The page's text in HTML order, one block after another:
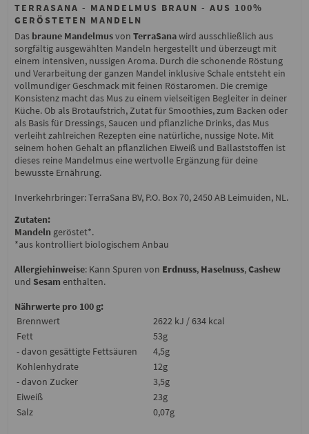
TERRASANA - MANDELMUS BRAUN - AUS 100%
GERÖSTETEN MANDELN
Dasbraune Mandelmusvon TerraSanawird ausschließlich aus
sorgfältig ausgewählten Mandeln hergestellt und überzeugt mit
einem intensiven, nussigen Aroma. Durch die schonende Röstung
und Verarbeitung der ganzen Mandel inklusive Schale entsteht ein
vollmundiger Geschmack mit feinen Röstaromen. Die cremige
Konsistenz macht das Mus zu einem vielseitigen Begleiter in deiner
Küche. Ob als Brotaufstrich, Zutat für Smoothies, zum Backen oder
als Basis für Dressings, Saucen und pflanzliche Drinks, das Mus
verleiht zahlreichen Rezepten eine natürliche, nussige Note. Mit
seinem hohen Gehalt an pflanzlichen Eiweiß und Ballaststoffen ist
dieses reine Mandelmus eine wertvolle Ergänzung für deine
bewusste Ernährung.
Inverkehrbringer: TerraSana BV, P.O. Box 70, 2450 AB Leimuiden, NL.
Zutaten:
Mandeln geröstet*.
*aus kontrolliert biologischem Anbau
Allergiehinweise: Kann Spuren von Erdnuss, Haselnuss,Cashew
und Sesam enthalten.
Nährwerte pro 100 g:
Brennwert
2622 kJ / 634 kcal
Fett
53g
- davon gesättigte Fettsäuren
4,5g
Kohlenhydrate
12g
- davon Zucker
3,5g
Eiweiß
23g
Salz
0,07g